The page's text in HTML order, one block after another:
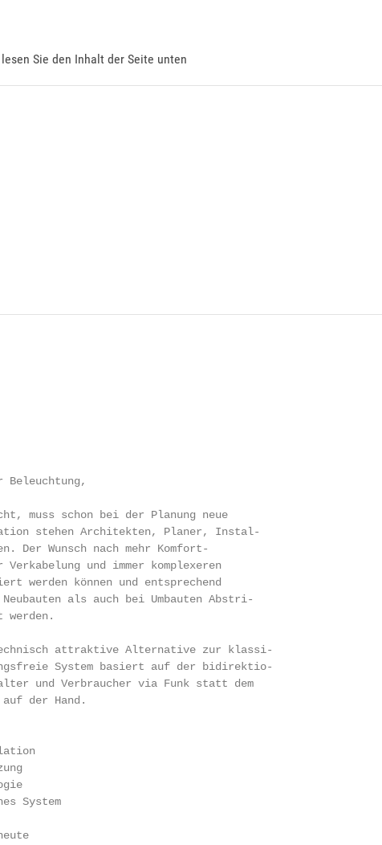
Sie den Inhalt der Seite unten
Beleuchtung,
muss schon bei der Planung neue
stehen Architekten, Planer, Instal-
Der Wunsch nach mehr Komfort-
und immer komplexeren
werden können und entsprechend
als auch bei Umbauten Abstri-
werden.
attraktive Alternative zur klassi-
System basiert auf der bidirektio-
und Verbraucher via Funk statt dem
der Hand.
System